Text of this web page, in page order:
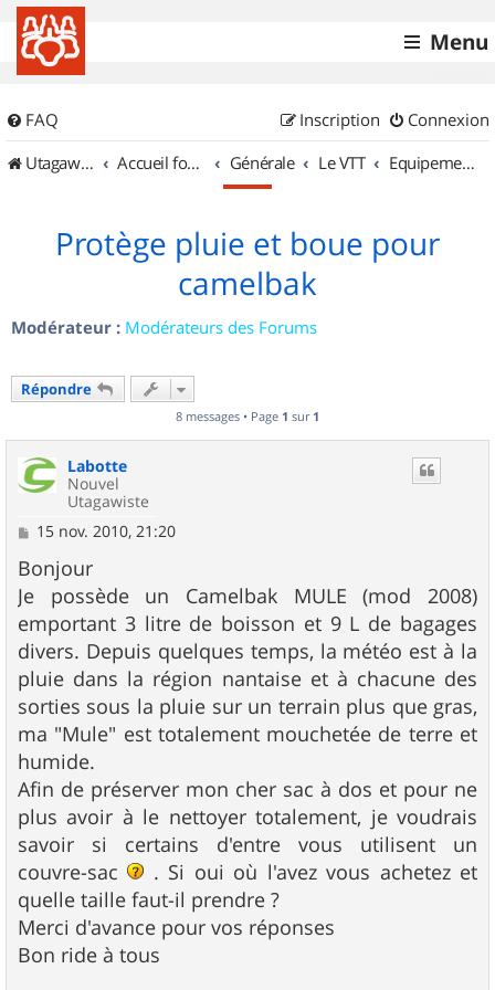
Menu
FAQ Connexion
Inscription
UtagawaVTT (Randos VTT et VTTAE avec traces GPS)
Accueil forum Générale Le VTT Equipements et Accessoires
Protège pluie et boue pour
camelbak
Modérateur : Modérateurs des Forums
Répondre
8 messages • Page 1 sur 1
Labotte
Nouvel
Utagawiste
M
s
s
a
g
e
15 nov. 2010, 21:20
Bonjour
Je possède un Camelbak MULE (mod 2008)
emportant 3 litre de boisson et 9 L de bagages
divers. Depuis quelques temps, la météo est à la
pluie dans la région nantaise et à chacune des
sorties sous la pluie sur un terrain plus que gras,
ma "Mule" est totalement mouchetée de terre et
humide.
Afin de préserver mon cher sac à dos et pour ne
plus avoir à le nettoyer totalement, je voudrais
savoir si certains d'entre vous utilisent un
couvre-sac
. Si oui où l'avez vous achetez et
quelle taille faut-il prendre ?
Merci d'avance pour vos réponses
Bon ride à tous